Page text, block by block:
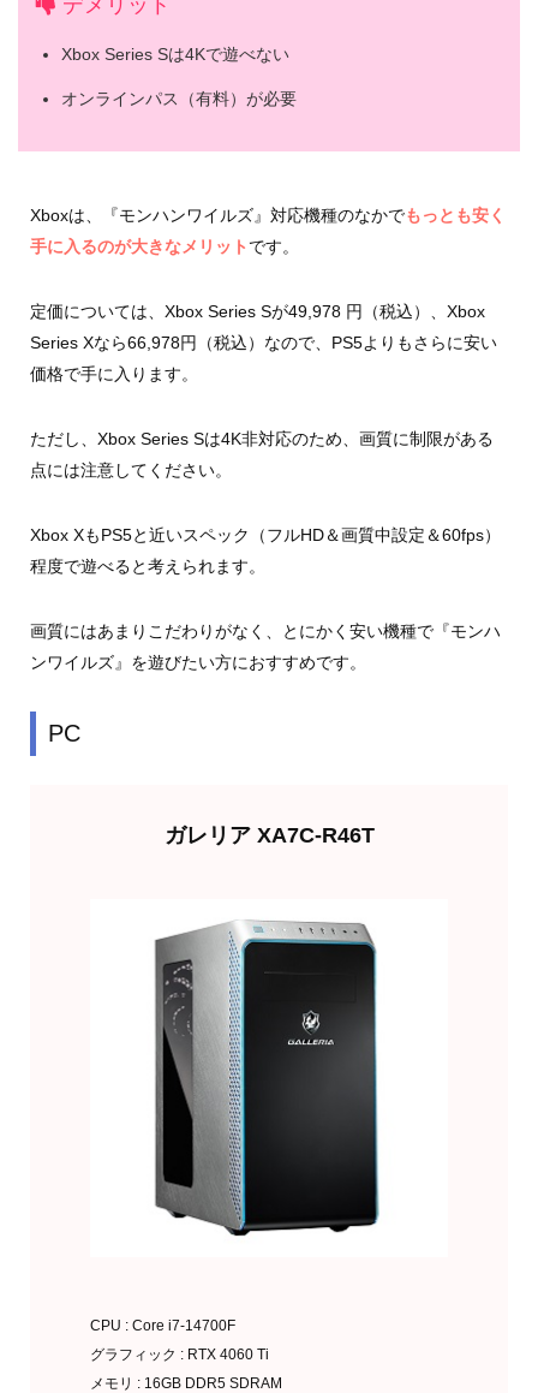
Xbox Series Sは4Kで遊べない
オンラインパス（有料）が必要
Xboxは、『モンハンワイルズ』対応機種のなかでもっとも安く
手に入るのが大きなメリット です。
定価については、Xbox Series Sが49,978 円（税込）、Xbox
Series Xなら66,978円（税込）なので、PS5よりもさらに安い
価格で手に入ります。
ただし、Xbox Series Sは4K非対応のため、画質に制限がある
点には注意してください。
Xbox XもPS5と近いスペック（フルHD＆画質中設定＆60fps）
程度で遊べると考えられます。
画質にはあまりこだわりがなく、とにかく安い機種で『モンハ
ンワイルズ』を遊びたい方におすすめです。
PC
ガレリア XA7C-R46T
CPU : Core i7-14700F
グラフィック : RTX 4060 Ti
メモリ : 16GB DDR5 SDRAM